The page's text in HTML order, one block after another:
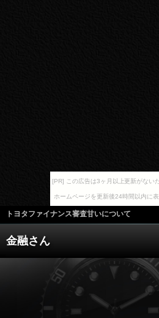
[PR] この広告は3ヶ月以上更新がない
ホームページを更新後24時間以内に
トヨタファイナンス審査甘いについて
金融さん